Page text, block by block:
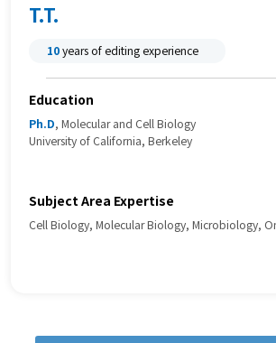
T.T.
10years of editing experience
Education
Ph.D, Molecular and Cell Biology
University of California, Berkeley
Subject Area Expertise
Cell Biology, Molecular Biology, Microbiology,